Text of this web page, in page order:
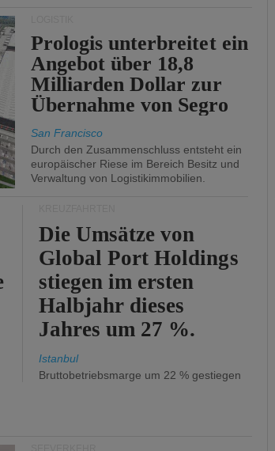
Prologis unterbreitet ein
Angebot über 18,8
Milliarden Dollar zur
Übernahme von Segro
San Francisco
Durch den Zusammenschluss entsteht ein
europäischer Riese im Bereich Besitz und
Verwaltung von Logistikimmobilien.
Die Umsätze von
Global Port Holdings
stiegen im ersten
Halbjahr dieses
Jahres um 27 %.
Istanbul
Bruttobetriebsmarge um 22 % gestiegen